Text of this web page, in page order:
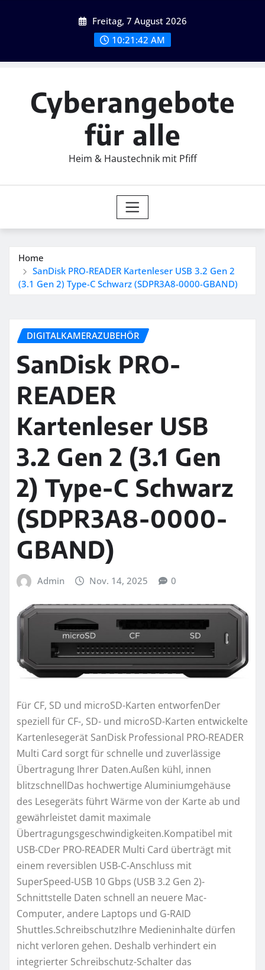
Freitag, 7 August 2026
10:21:43 AM
Cyberangebote
für alle
Heim & Haustechnik mit Pfiff
Home
SanDisk PRO-READER Kartenleser USB 3.2 Gen 2
(3.1 Gen 2) Type-C Schwarz (SDPR3A8-0000-GBAND)
DIGITALKAMERAZUBEHÖR
SanDisk PRO-
READER
Kartenleser USB
3.2 Gen 2 (3.1 Gen
2) Type-C Schwarz
(SDPR3A8-0000-
GBAND)
Admin Nov. 14, 2025 0
Für CF, SD und microSD-Karten entworfenDer
speziell für CF-, SD- und microSD-Karten entwickelte
Kartenlesegerät SanDisk Professional PRO-READER
Multi Card sorgt für schnelle und zuverlässige
Übertragung Ihrer Daten.Außen kühl, innen
blitzschnellDas hochwertige Aluminiumgehäuse
des Lesegeräts führt Wärme von der Karte ab und
gewährleistet damit maximale
Übertragungsgeschwindigkeiten.Kompatibel mit
USB-CDer PRO-READER Multi Card überträgt mit
einem reversiblen USB-C-Anschluss mit
SuperSpeed-USB 10 Gbps (USB 3.2 Gen 2)-
Schnittstelle Daten schnell an neuere Mac-
Computer, andere Laptops und G-RAID
Shuttles.SchreibschutzIhre Medieninhalte dürfen
nicht verloren gehen. Deshalb verhindert ein
integrierter Schreibschutz-Schalter das